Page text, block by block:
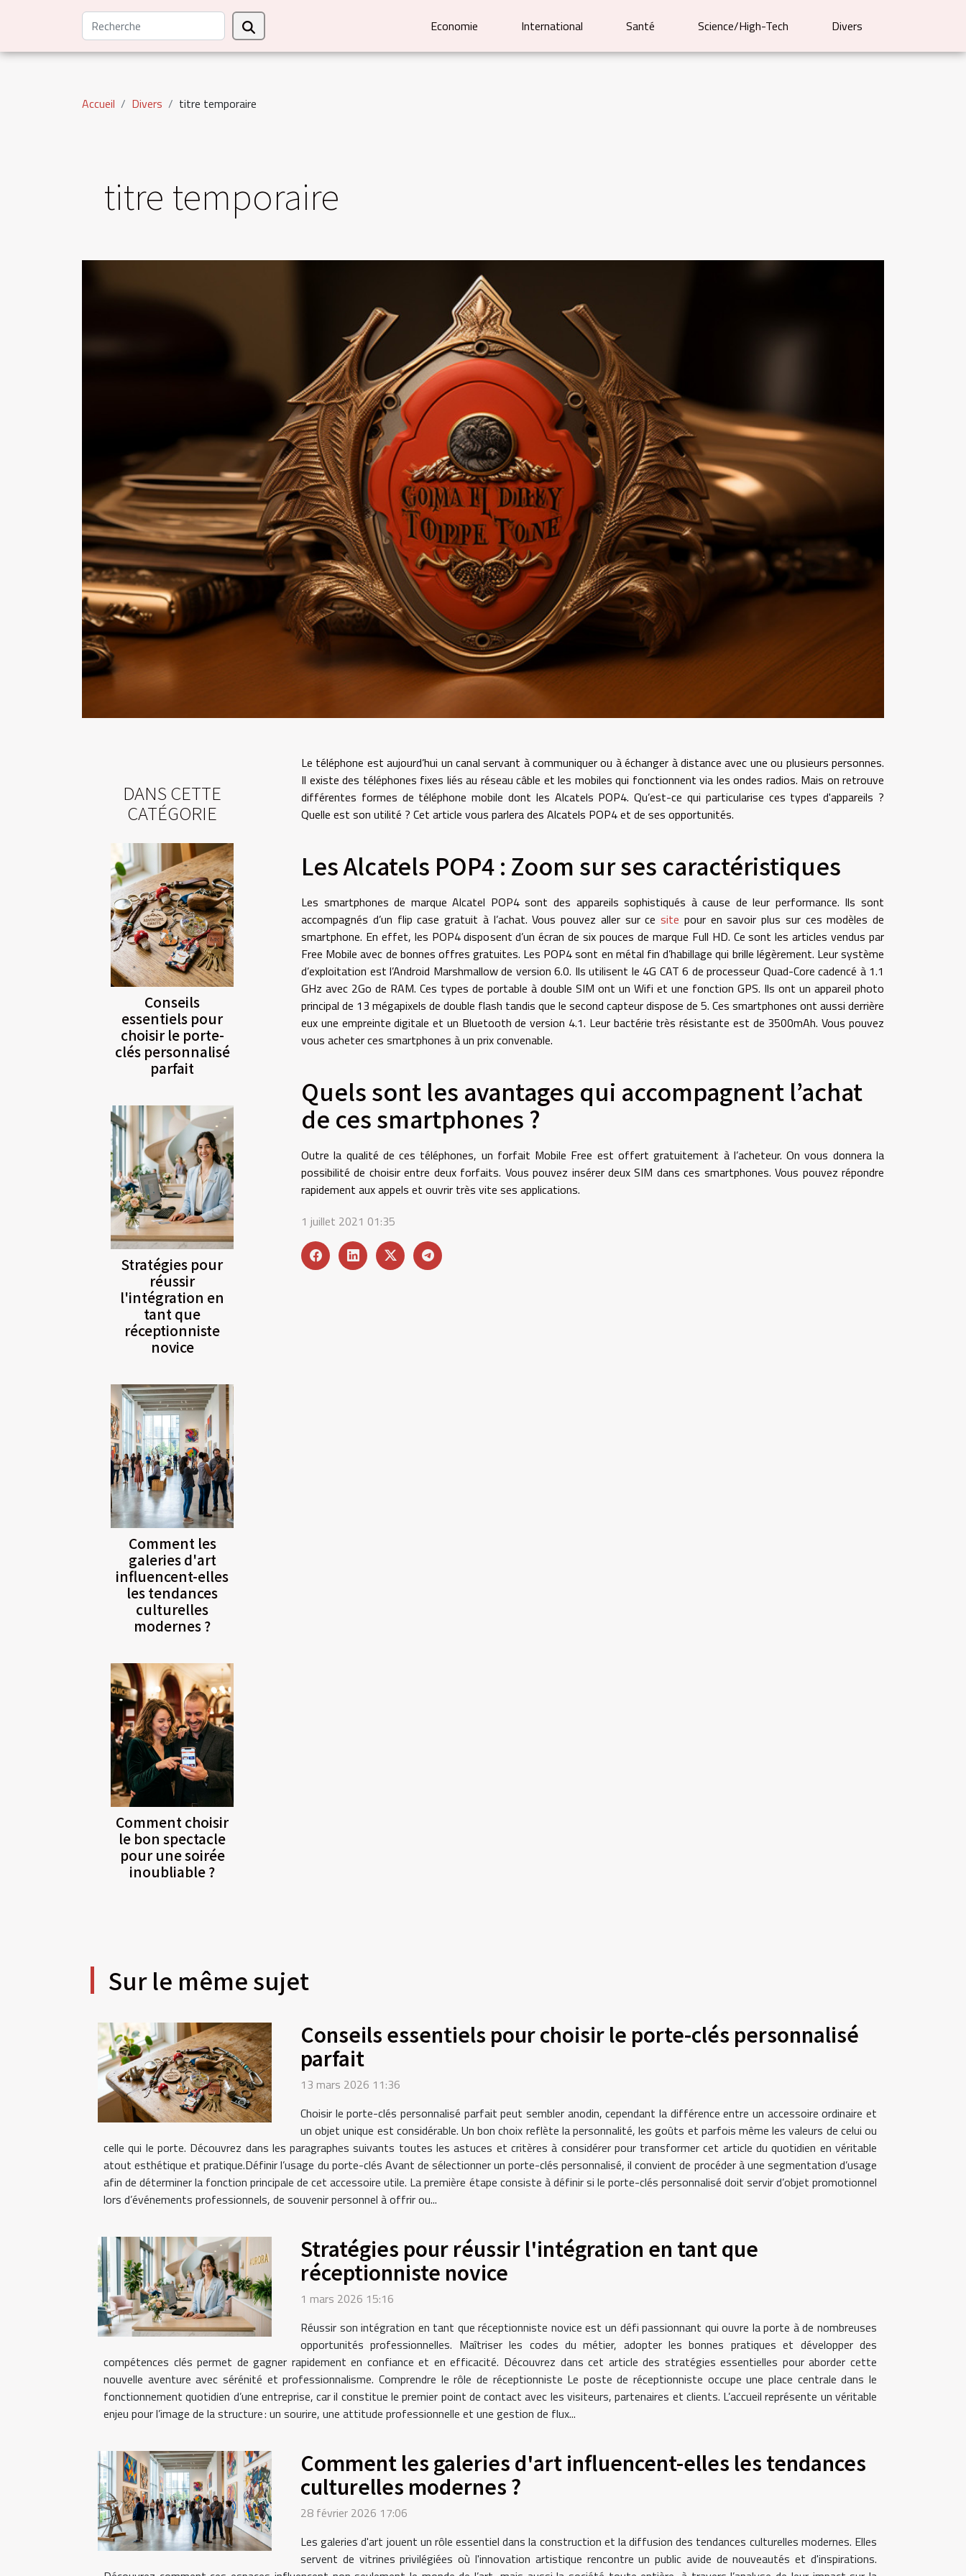
Economie International Santé Science/High-Tech Divers
Accueil Divers titre temporaire
titre temporaire
DANS CETTE
CATÉGORIE
Conseils
essentiels pour
choisir le porte-
clés personnalisé
parfait
Stratégies pour
réussir
l'intégration en
tant que
réceptionniste
novice
Comment les
galeries d'art
influencent-elles
les tendances
culturelles
modernes ?
Comment choisir
le bon spectacle
pour une soirée
inoubliable ?
Le téléphone est aujourd’hui un canal servant à communiquer ou à échanger à distance avec une ou plusieurs personnes.
Il existe des téléphones fixes liés au réseau câble et les mobiles qui fonctionnent via les ondes radios. Mais on retrouve
différentes formes de téléphone mobile dont les Alcatels POP4. Qu’est-ce qui particularise ces types d'appareils ?
Quelle est son utilité ? Cet article vous parlera des Alcatels POP4 et de ses opportunités.
Les Alcatels POP4 : Zoom sur ses caractéristiques
Les smartphones de marque Alcatel POP4 sont des appareils sophistiqués à cause de leur performance. Ils sont
accompagnés d’un flip case gratuit à l’achat. Vous pouvez aller sur ce site pour en savoir plus sur ces modèles de
smartphone. En effet, les POP4 disposent d’un écran de six pouces de marque Full HD. Ce sont les articles vendus par
Free Mobile avec de bonnes offres gratuites. Les POP4 sont en métal fin d’habillage qui brille légèrement. Leur système
d’exploitation est l’Android Marshmallow de version 6.0. Ils utilisent le 4G CAT 6 de processeur Quad-Core cadencé à 1.1
GHz avec 2Go de RAM. Ces types de portable à double SIM ont un Wifi et une fonction GPS. Ils ont un appareil photo
principal de 13 mégapixels de double flash tandis que le second capteur dispose de 5. Ces smartphones ont aussi derrière
eux une empreinte digitale et un Bluetooth de version 4.1. Leur bactérie très résistante est de 3500mAh. Vous pouvez
vous acheter ces smartphones à un prix convenable.
Quels sont les avantages qui accompagnent l’achat
de ces smartphones ?
Outre la qualité de ces téléphones, un forfait Mobile Free est offert gratuitement à l’acheteur. On vous donnera la
possibilité de choisir entre deux forfaits. Vous pouvez insérer deux SIM dans ces smartphones. Vous pouvez répondre
rapidement aux appels et ouvrir très vite ses applications.
1 juillet 2021 01:35
Sur le même sujet
Conseils essentiels pour choisir le porte-clés personnalisé
parfait
13 mars 2026 11:36
Choisir le porte-clés personnalisé parfait peut sembler anodin, cependant la différence entre un accessoire ordinaire et
un objet unique est considérable. Un bon choix reflète la personnalité, les goûts et parfois même les valeurs de celui ou
celle qui le porte. Découvrez dans les paragraphes suivants toutes les astuces et critères à considérer pour transformer cet article du quotidien en véritable
atout esthétique et pratique.Définir l’usage du porte-clés Avant de sélectionner un porte-clés personnalisé, il convient de procéder à une segmentation d’usage
afin de déterminer la fonction principale de cet accessoire utile. La première étape consiste à définir si le porte-clés personnalisé doit servir d’objet promotionnel
lors d’événements professionnels, de souvenir personnel à offrir ou...
Stratégies pour réussir l'intégration en tant que
réceptionniste novice
1 mars 2026 15:16
Réussir son intégration en tant que réceptionniste novice est un défi passionnant qui ouvre la porte à de nombreuses
opportunités professionnelles. Maîtriser les codes du métier, adopter les bonnes pratiques et développer des
compétences clés permet de gagner rapidement en confiance et en efficacité. Découvrez dans cet article des stratégies essentielles pour aborder cette
nouvelle aventure avec sérénité et professionnalisme. Comprendre le rôle de réceptionniste Le poste de réceptionniste occupe une place centrale dans le
fonctionnement quotidien d’une entreprise, car il constitue le premier point de contact avec les visiteurs, partenaires et clients. L’accueil représente un véritable
enjeu pour l’image de la structure : un sourire, une attitude professionnelle et une gestion de flux...
Comment les galeries d'art influencent-elles les tendances
culturelles modernes ?
28 février 2026 17:06
Les galeries d'art jouent un rôle essentiel dans la construction et la diffusion des tendances culturelles modernes. Elles
servent de vitrines privilégiées où l'innovation artistique rencontre un public avide de nouveautés et d'inspirations.